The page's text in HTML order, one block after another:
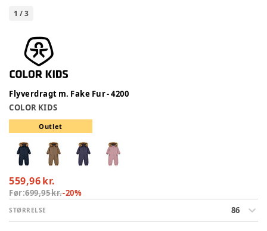
1 /3
Flyverdragt m. Fake Fur - 4200
COLOR KIDS
Outlet
559,96 kr.
Før:699,95 kr.-20%
STØRRELSE 86